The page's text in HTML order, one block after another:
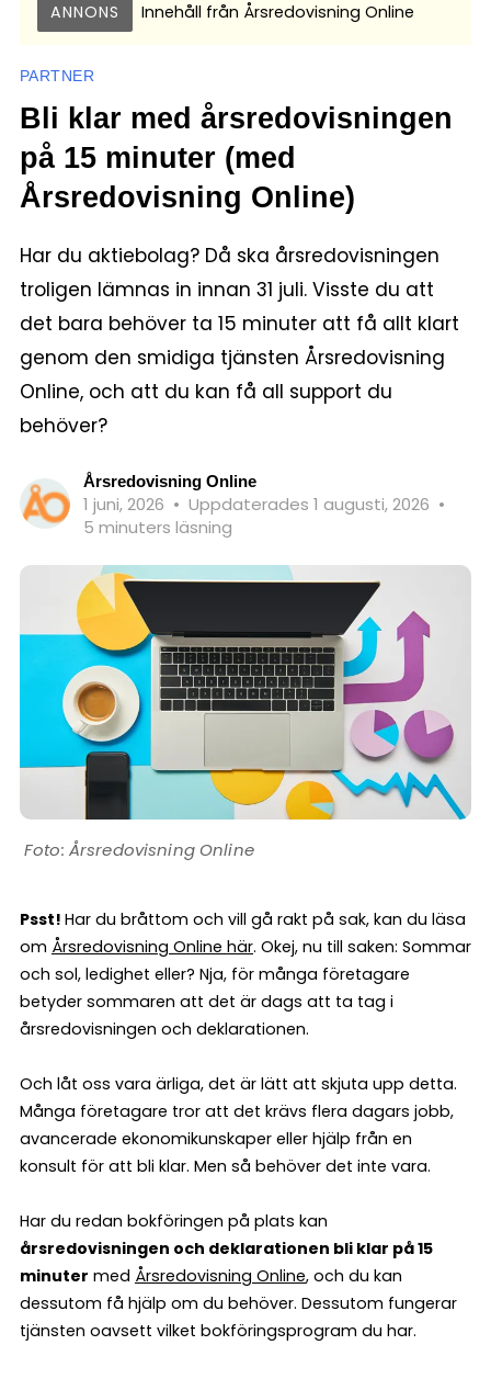
ANNONS Innehåll från Årsredovisning Online
PARTNER
Bli klar med årsredovisningen
på 15 minuter (med
Årsredovisning Online)
Har du aktiebolag? Då ska årsredovisningen
troligen lämnas in innan 31 juli. Visste du att
det bara behöver ta 15 minuter att få allt klart
genom den smidiga tjänsten Årsredovisning
Online, och att du kan få all support du
behöver?
Årsredovisning Online
1 juni, 2026 • Uppdaterades 1 augusti, 2026 •
5 minuters läsning
Årsredovisning Online
Psst! Har du bråttom och vill gå rakt på sak, kan du läsa
om Årsredovisning Online här. Okej, nu till saken: Sommar
och sol, ledighet eller? Nja, för många företagare
betyder sommaren att det är dags att ta tag i
årsredovisningen och deklarationen.
Och låt oss vara ärliga, det är lätt att skjuta upp detta.
Många företagare tror att det krävs flera dagars jobb,
avancerade ekonomikunskaper eller hjälp från en
konsult för att bli klar. Men så behöver det inte vara.
Har du redan bokföringen på plats kan
årsredovisningen och deklarationen bli klar på 15
minuter med Årsredovisning Online, och du kan
dessutom få hjälp om du behöver. Dessutom fungerar
tjänsten oavsett vilket bokföringsprogram du har.